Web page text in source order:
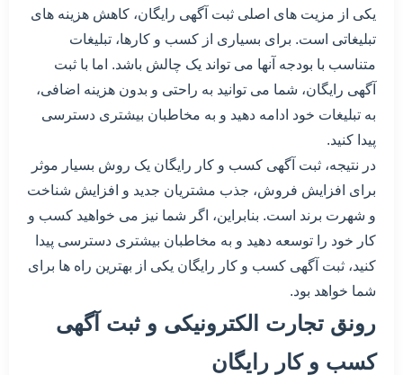
یکی از مزیت های اصلی ثبت آگهی رایگان، کاهش هزینه های
تبلیغاتی است. برای بسیاری از کسب و کارها، تبلیغات
متناسب با بودجه آنها می تواند یک چالش باشد. اما با ثبت
آگهی رایگان، شما می توانید به راحتی و بدون هزینه اضافی،
به تبلیغات خود ادامه دهید و به مخاطبان بیشتری دسترسی
پیدا کنید.
در نتیجه، ثبت آگهی کسب و کار رایگان یک روش بسیار موثر
برای افزایش فروش، جذب مشتریان جدید و افزایش شناخت
و شهرت برند است. بنابراین، اگر شما نیز می خواهید کسب و
کار خود را توسعه دهید و به مخاطبان بیشتری دسترسی پیدا
کنید، ثبت آگهی کسب و کار رایگان یکی از بهترین راه ها برای
شما خواهد بود.
رونق تجارت الکترونیکی و ثبت آگهی
کسب و کار رایگان